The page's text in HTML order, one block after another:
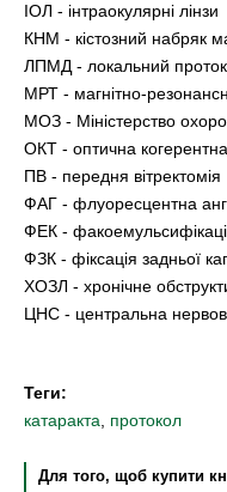
ІОЛ - інтраокулярні лінзи
КНМ - кістозний набряк
ЛПМД - локальний
МРТ - магнітно-
МОЗ - Міністерство
ОКТ - оптична
ПВ - передня вітректомія
ФАГ - флуоресцентна
ФЕК -
ФЗК - фіксація задньої
ХОЗЛ - хронічне
ЦНС - центральна
Теги:
катаракта
протокол
Для того, щоб купити